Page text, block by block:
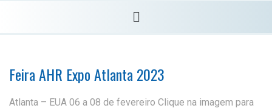
Feira AHR Expo Atlanta 2023
Atlanta – EUA 06 a 08 de fevereiro Clique na imagem para